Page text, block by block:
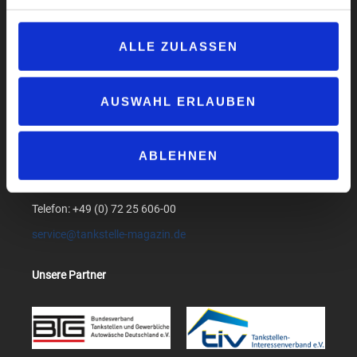
ALLE ZULASSEN
AUSWAHL ERLAUBEN
ABLEHNEN
Datenschutzerklärung
Produktsicherheit
76534 Baden-Baden
Telefon: +49 (0) 72 25 606-00
service@tankstelle-magazin.de
Unsere Partner